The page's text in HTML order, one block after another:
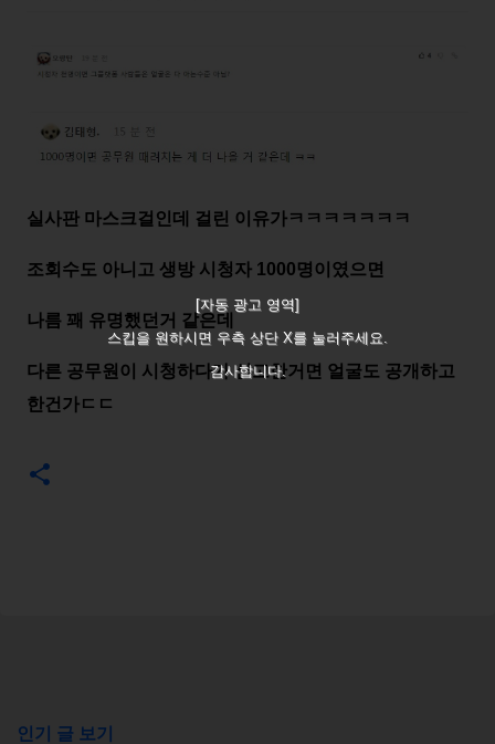
실사판 마스크걸인데 걸린 이유가ㅋㅋㅋㅋㅋㅋㅋ
조회수도 아니고 생방 시청자 1000명이였으면
나름 꽤 유명했던거 같은데
다른 공무원이 시청하다가 신고한거면 얼굴도 공개하고
한건가ㄷㄷ
[자동 광고 영역]
스킵을 원하시면 우측 상단 X를 눌러주세요.
감사합니다.
인기 글 보기